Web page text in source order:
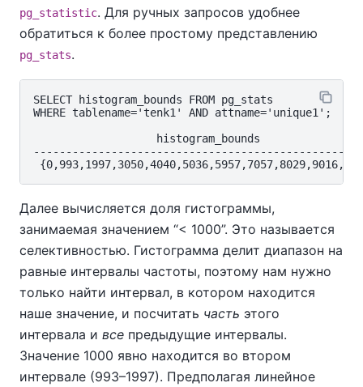
pg_statistic. Для ручных запросов удобнее
обратиться к более простому представлению
pg_stats.
SELECT histogram_bounds FROM pg_stats
WHERE tablename='tenk1' AND attname='unique1';
                   histogram_bounds
Далее вычисляется доля гистограммы,
занимаемая значением “< 1000”. Это называется
селективностью. Гистограмма делит диапазон на
равные интервалы частоты, поэтому нам нужно
только найти интервал, в котором находится
наше значение, и посчитать часть этого
интервала и все предыдущие интервалы.
Значение 1000 явно находится во втором
интервале (993–1997). Предполагая линейное